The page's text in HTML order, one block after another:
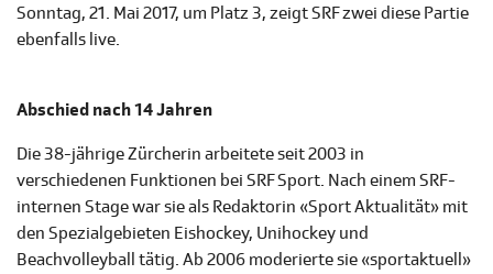
Sonntag, 21. Mai 2017, um Platz 3, zeigt SRF zwei diese Partie
ebenfalls live.
Abschied nach 14 Jahren
Die 38-jährige Zürcherin arbeitete seit 2003 in
verschiedenen Funktionen bei SRF Sport. Nach einem SRF-
internen Stage war sie als Redaktorin «Sport Aktualität» mit
den Spezialgebieten Eishockey, Unihockey und
Beachvolleyball tätig. Ab 2006 moderierte sie «sportaktuell»